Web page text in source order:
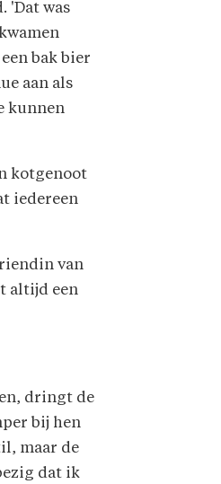
'Dat was
bak bier
aan als
kunnen
kotgenoot
iedereen
van
altijd een
dringt de
bij hen
maar de
dat ik